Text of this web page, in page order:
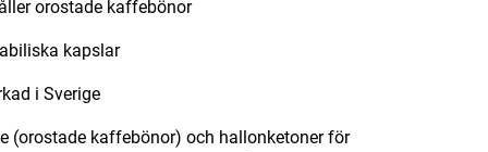
orostade kaffebönor
kapslar
i Sverige
(orostade kaffebönor) och hallonketoner för